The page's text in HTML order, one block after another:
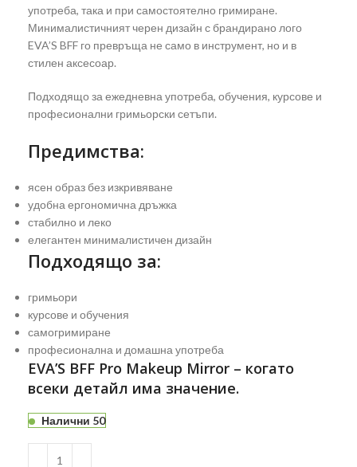
употреба, така и при самостоятелно гримиране.
Минималистичният черен дизайн с брандирано лого
EVA’S BFF го превръща не само в инструмент, но и в
стилен аксесоар.
Подходящо за ежедневна употреба, обучения, курсове и
професионални гримьорски сетъпи.
Предимства:
ясен образ без изкривяване
удобна ергономична дръжка
стабилно и леко
елегантен минималистичен дизайн
Подходящо за:
гримьори
курсове и обучения
самогримиране
професионална и домашна употреба
EVA’S BFF Pro Makeup Mirror – когато
всеки детайл има значение.
Налични 50